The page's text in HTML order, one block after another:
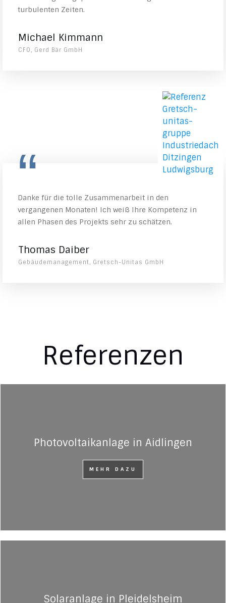
turbulenten Zeiten.
Michael Kimmann
CFO, Gerd Bär GmbH
“
Danke für die tolle Zusammenarbeit in den
vergangenen Monaten! Ich weiß Ihre Kompetenz in
allen Phasen des Projekts sehr zu schätzen.
Thomas Daiber
Gebäudemanagement, Gretsch-Unitas GmbH
Referenzen
Photovoltaikanlage in Aidlingen
MEHR DAZU
Solaranlage in Pleidelsheim